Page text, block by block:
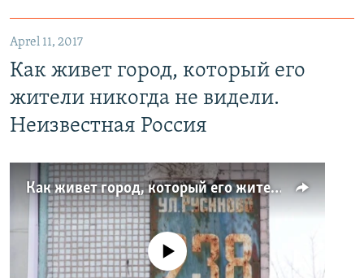
Aprel 11, 2017
Как живет город, который его
жители никогда не видели.
Неизвестная Россия
Как живет город, который его жители никогда не видели. Неизвестная Россия
No media source currently available